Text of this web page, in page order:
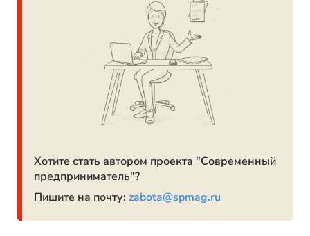
Хотите стать автором проекта "Современный
предприниматель"?
Пишите на почту: zabota@spmag.ru